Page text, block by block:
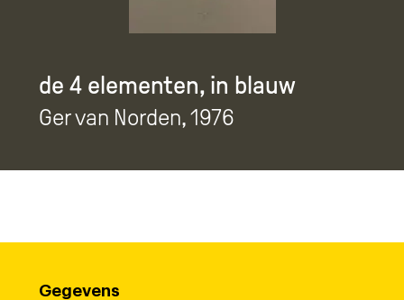
de 4 elementen, in blauw
Ger van Norden, 1976
Gegevens